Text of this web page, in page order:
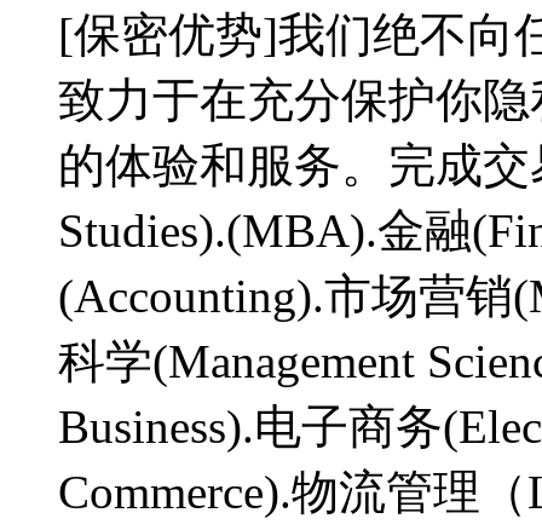
[保密优势]我们绝不向
致力于在充分保护你
的体验和服务。完成交
Studies).(MBA).金融
(Accounting).市场营销
科学(Management
Business).电子商务
Commerce).物流管理